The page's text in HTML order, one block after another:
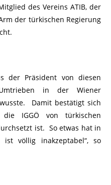
des Vereins ATIB, der
der türkischen Regierung
der Präsident von diesen
in der Wiener
Damit bestätigt sich
IGGÖ von türkischen
ist. So etwas hat in
völlig inakzeptabel“, so